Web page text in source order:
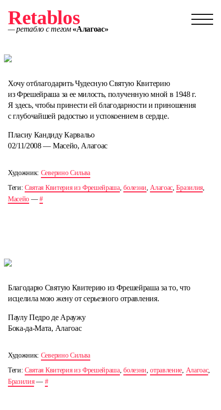
Retablos
— ретабло с тегом «Алагоас»
Хочу отблагодарить Чудесную Святую Квитерию
из Фрешейраша за ее милость, полученную мной в 1948 г.
Я здесь, чтобы принести ей благодарности и приношения
с глубочайшей радостью и успокоением в сердце.
Пласиу Кандиду Карвальо
02/11/2008 — Масейо, Алагоас
Художник: Северино Сильва
Теги:Святая Квитерия из Фрешейраша,болезни Алагоас ,Бразилия,
Масейо —#
Благодарю Святую Квитерию из Фрешейраша за то, что
исцелила мою жену от серьезного отравления.
Паулу Педро де Араужу
Бока-да-Мата, Алагоас
Художник: Северино Сильва
Теги:Святая Квитерия из Фрешейраша,болезни,отравление, Алагоас,
Бразилия— #